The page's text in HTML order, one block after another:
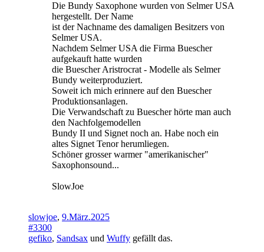
Die Bundy Saxophone wurden von Selmer USA
hergestellt. Der Name
ist der Nachname des damaligen Besitzers von
Selmer USA.
Nachdem Selmer USA die Firma Buescher
aufgekauft hatte wurden
die Buescher Aristrocrat - Modelle als Selmer
Bundy weiterproduziert.
Soweit ich mich erinnere auf den Buescher
Produktionsanlagen.
Die Verwandschaft zu Buescher hörte man auch
den Nachfolgemodellen
Bundy II und Signet noch an. Habe noch ein
altes Signet Tenor herumliegen.
Schöner grosser warmer "amerikanischer"
Saxophonsound...
SlowJoe
slowjoe, 9.März.2025
#3300
gefiko, Sandsax und Wuffy gefällt das.